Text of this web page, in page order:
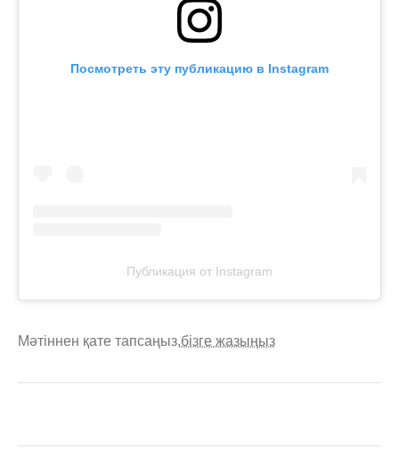
Посмотреть эту публикацию в Instagram
Публикация от Instagram
Мәтіннен қате тапсаңыз,бізге жазыңыз